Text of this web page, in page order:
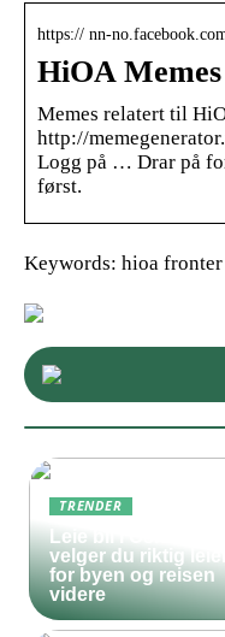
https:// nn-
HiOA
Memes relatert til
http://
Logg på … Drar på
først.
Keywords: hioa
TRENDER
Leie bil i Oslo – slik
velger du riktig
for byen og reisen
videre